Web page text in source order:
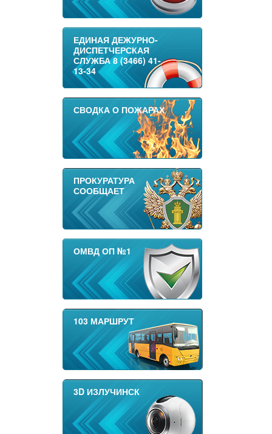
ЕДИНАЯ ДЕЖУРНО-
ДИСПЕТЧЕРСКАЯ
СЛУЖБА 8 (3466) 41-
13-34
СВОДКА О ПОЖАРАХ
ПРОКУРАТУРА
СООБЩАЕТ
ОМВД ОП №1
103 МАРШРУТ
3D ИЗЛУЧИНСК